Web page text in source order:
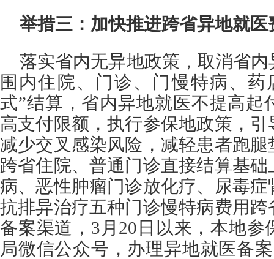
举措三：加快推进跨省异地就医
落实省内无异地政策，取消省
围内住院、门诊、门慢特病、
式”结算，省内异地就医不提高起
高支付限额，执行参保地政策，
减少交叉感染风险，减轻患者跑
跨省住院、普通门诊直接结算基
病、恶性肿瘤门诊放化疗、尿毒
抗排异治疗五种门诊慢特病费用
备案渠道，3月20日以来，本地参
局微信公众号，办理异地就医备